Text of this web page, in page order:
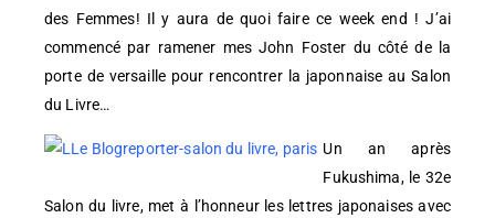
des Femmes! Il y aura de quoi faire ce week end ! J’ai
commencé par ramener mes John Foster du côté de la
porte de versaille pour rencontrer la japonnaise au Salon
du Livre…
Un an après
Fukushima, le 32e
Salon du livre, met à l’honneur les lettres japonaises avec